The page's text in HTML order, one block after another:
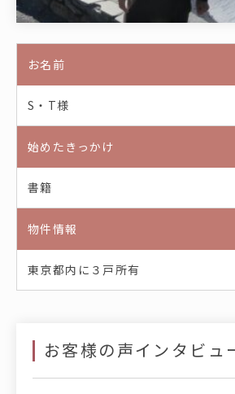
お名前
S・T様
始めたきっかけ
書籍
物件情報
東京都内に３戸所有
お客様の声インタビュ